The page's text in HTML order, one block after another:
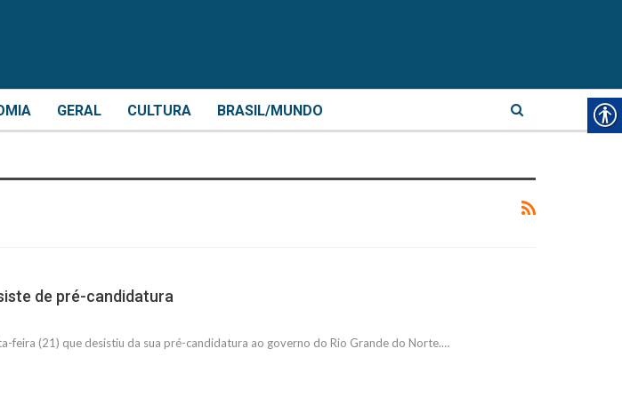
GERAL CULTURA BRASIL/MUNDO
de pré-candidatura
feira (21) que desistiu da sua pré-candidatura ao governo do Rio Grande do Norte.…